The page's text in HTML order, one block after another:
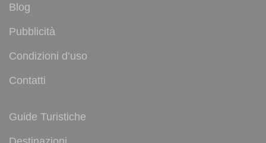
Blog
Pubblicità
Condizioni d’uso
Contatti
Guide Turistiche